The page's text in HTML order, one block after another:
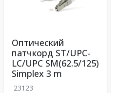
Оптический
патчкорд ST/UPC-
LC/UPC SM(62.5/125)
Simplex 3 m
23123